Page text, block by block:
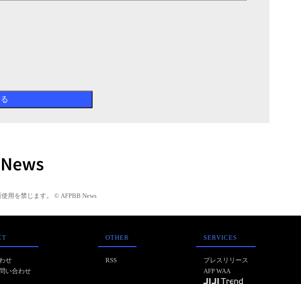
用を禁じます。 © AFPBB News
せ
い合わせ
OTHER
RSS
SERVICES
プレスリリース
AFP WAA